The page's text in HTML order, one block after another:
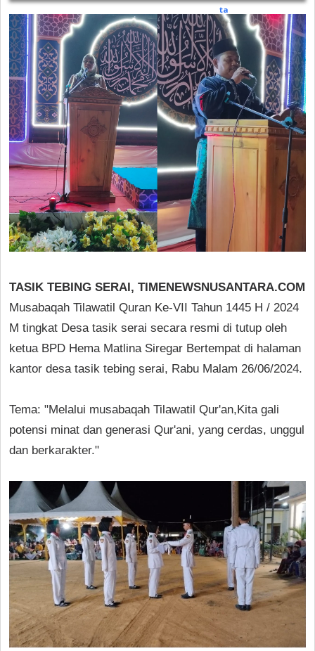
TASIK TEBING SERAI, TIMENEWSNUSANTARA.COM
Musabaqah Tilawatil Quran Ke-VII Tahun 1445 H / 2024
M tingkat Desa tasik serai secara resmi di tutup oleh
ketua BPD Hema Matlina Siregar Bertempat di halaman
kantor desa tasik tebing serai, Rabu Malam 26/06/2024.
Tema: "Melalui musabaqah Tilawatil Qur'an,Kita gali
potensi minat dan generasi Qur'ani, yang cerdas, unggul
dan berkarakter."